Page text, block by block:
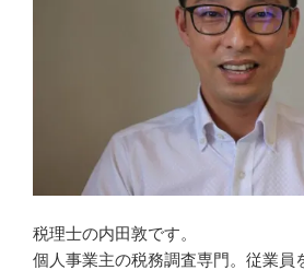
税理士の内田敦です。
個人事業主の税務調査専門。従業員